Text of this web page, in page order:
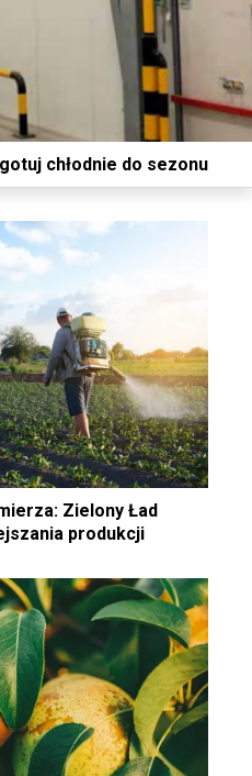
chłodnie do sezonu
Zielony Ład
produkcji